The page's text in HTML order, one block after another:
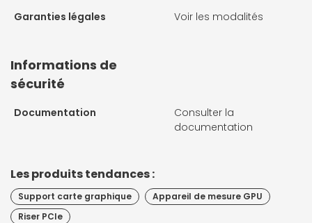
Garanties légales
Voir les modalités
Informations de
sécurité
Documentation
Consulter la
documentation
Les produits tendances :
Support carte graphique
Appareil de mesure GPU
Riser PCIe